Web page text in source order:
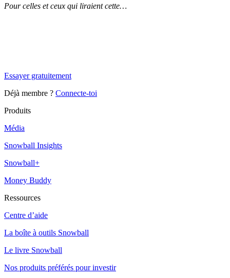
Pour celles et ceux qui liraient cette…
Essayer gratuitement
Déjà membre ? Connecte-toi
Produits
Média
Snowball Insights
Snowball+
Money Buddy
Ressources
Centre d’aide
La boîte à outils Snowball
Le livre Snowball
Nos produits préférés pour investir